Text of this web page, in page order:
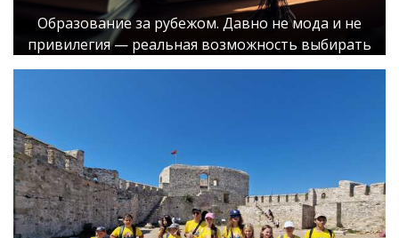
Образование за рубежом. Давно не мода и не
привилегия — реальная возможность выбирать